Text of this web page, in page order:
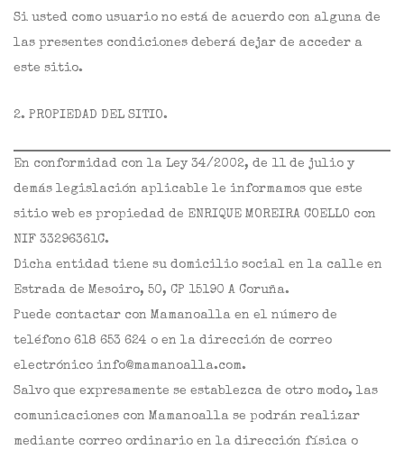
Si usted como usuario no está de acuerdo con alguna de
las presentes condiciones deberá dejar de acceder a
este sitio.
2. PROPIEDAD DEL SITIO.
En conformidad con la Ley 34/2002, de 11 de julio y
demás legislación aplicable le informamos que este
sitio web es propiedad de ENRIQUE MOREIRA COELLO con
NIF 33296361C.
Dicha entidad tiene su domicilio social en la calle en
Estrada de Mesoiro, 50, CP 15190 A Coruña.
Puede contactar con Mamanoalla en el número de
teléfono 618 653 624 o en la dirección de correo
electrónico info@mamanoalla.com.
Salvo que expresamente se establezca de otro modo, las
comunicaciones con Mamanoalla se podrán realizar
mediante correo ordinario en la dirección física o